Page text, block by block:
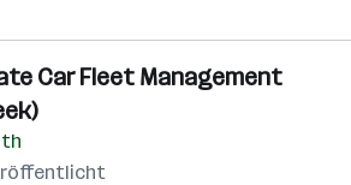
Car Fleet Management